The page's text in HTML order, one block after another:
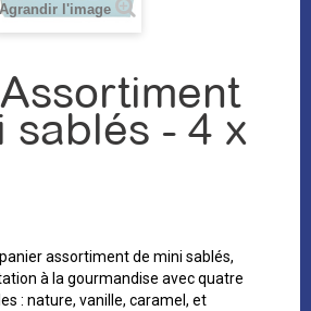
Agrandir l'image
sablés - 4 x
assortiment de mini sablés,
à la gourmandise avec quatre
: nature, vanille, caramel, et